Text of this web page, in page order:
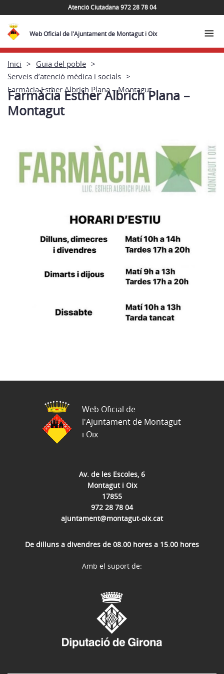
Atenció Ciutadana 972 28 78 04
Web Oficial de l'Ajuntament de Montagut i Oix
Inici
Guia del poble
Serveis d’atenció mèdica i socials
Farmàcia Esther Albrich Plana – Montagut
Farmàcia Esther Albrich Plana –
Montagut
Av. de les Escoles, 6
Montagut i Oix
17855
972 28 78 04
ajuntament@montagut-oix.cat
De dilluns a divendres de 08.00 hores a 15.00 hores
Web Oficial de
l'Ajuntament de Montagut
i Oix
Amb el suport de: